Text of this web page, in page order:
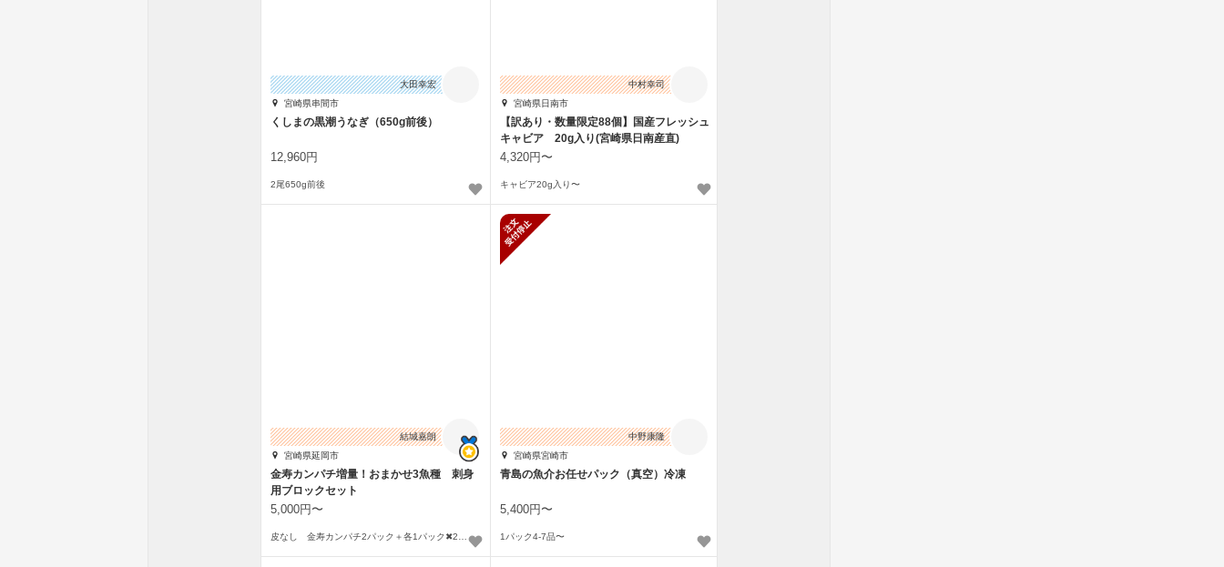
大田幸宏
宮崎県串間市
くしまの黒潮うなぎ（650g前後）
12,960円
2尾650g前後
中村幸司
宮崎県日南市
【訳あり・数量限定88個】国産フレッシュ
キャビア 20g入り(宮崎県日南産直)
4,320円〜
キャビア20g入り〜
結城嘉朗
宮崎県延岡市
金寿カンパチ増量！おまかせ3魚種 刺身
用ブロックセット
5,000円〜
中野康隆
宮崎県宮崎市
青島の魚介お任せパック（真空）冷凍
5,400円〜
1パック4-7品〜